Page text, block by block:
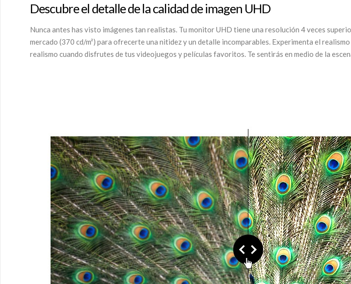
Descubre el detalle de la calidad de imagen UHD
Nunca antes has visto imágenes tan realistas. Tu monitor UHD tiene una resolución 4 veces
mercado (370 cd/m²) para ofrecerte una nitidez y un detalle incomparables. Experimenta el
realismo cuando disfrutes de tus videojuegos y películas favoritos. Te sentirás en medio de la